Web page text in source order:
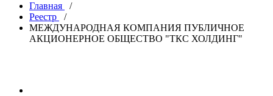
Главная
/
Реестр
/
МЕЖДУНАРОДНАЯ КОМПАНИЯ ПУБЛИЧНОЕ
АКЦИОНЕРНОЕ ОБЩЕСТВО "ТКС ХОЛДИНГ"